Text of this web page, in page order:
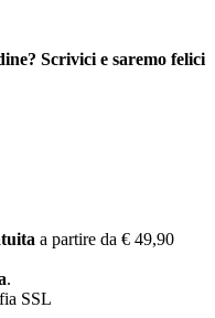
Scrivici e saremo felici
a partire da € 49,90
.
SSL